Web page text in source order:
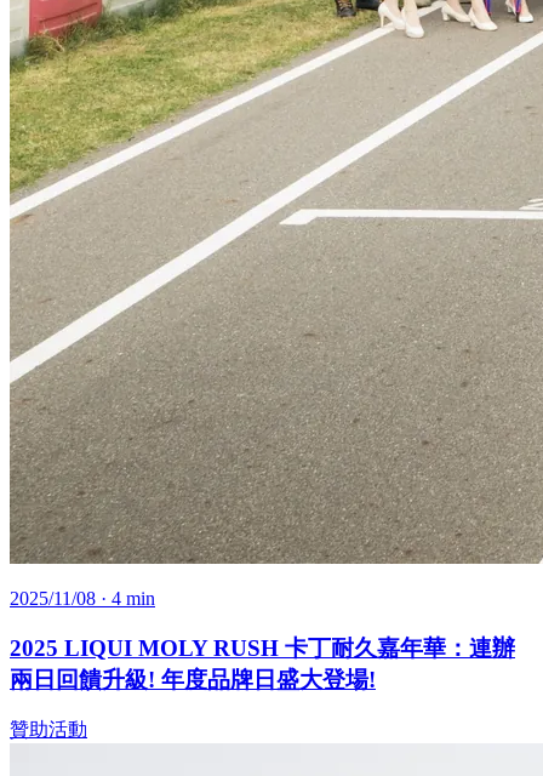
2025/11/08 · 4 min
2025 LIQUI MOLY RUSH 卡丁耐久嘉年華：連辦
兩日回饋升級! 年度品牌日盛大登場!
贊助活動